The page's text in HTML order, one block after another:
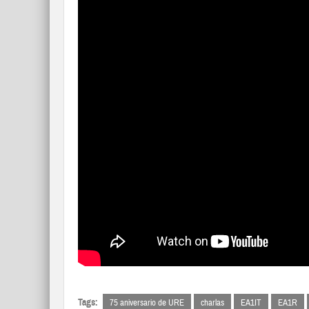
Tags: 75 aniversario de URE charlas EA1IT EA1R